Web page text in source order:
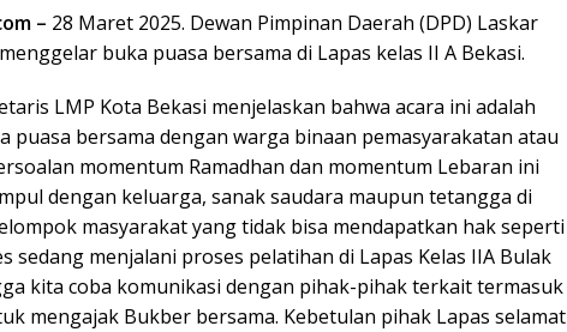
– 28 Maret 2025. Dewan Pimpinan Daerah (DPD) Laskar
buka puasa bersama di Lapas kelas II A Bekasi.
LMP Kota Bekasi menjelaskan bahwa acara ini adalah
puasa bersama dengan warga binaan pemasyarakatan atau
momentum Ramadhan dan momentum Lebaran ini
dengan keluarga, sanak saudara maupun tetangga di
masyarakat yang tidak bisa mendapatkan hak seperti
sedang menjalani proses pelatihan di Lapas Kelas IIA Bulak
kita coba komunikasi dengan pihak-pihak terkait termasuk
mengajak Bukber bersama. Kebetulan pihak Lapas selamat